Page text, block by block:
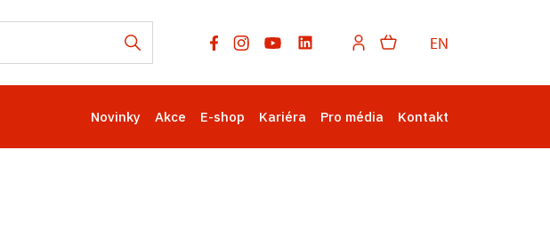
EN
Novinky Akce E-shop Kariéra Pro média Kontakt